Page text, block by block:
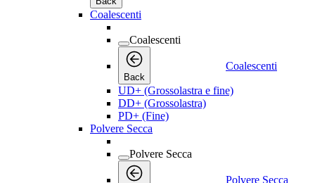
Coalescenti
Coalescenti
Back
Coalescenti
UD+ (Grossolastra e fine)
DD+ (Grossolastra)
PD+ (Fine)
Polvere Secca
Polvere Secca
Polvere Secca